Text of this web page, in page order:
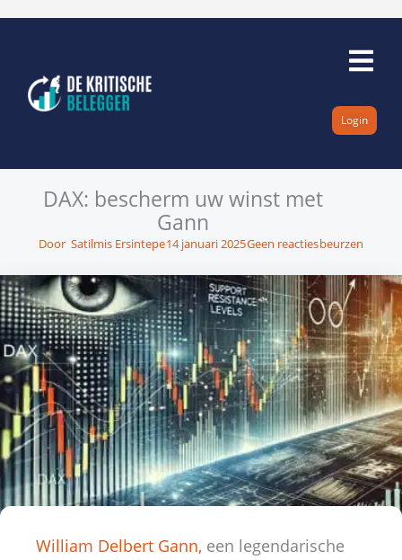
inhoud
Login
DAX: bescherm uw winst met
Gann
Door Satilmis Ersintepe14 januari 2025Geen reactiesbeurzen
William Delbert Gann, een legendarische